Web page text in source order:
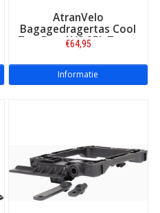
AtranVelo
Bagagedragertas Cool
Top Bag AVS 25L Zwart
€64,95
Informatie